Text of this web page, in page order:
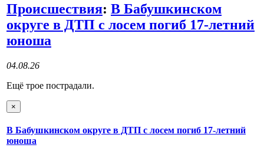
Происшествия: В Бабушкинском
округе в ДТП с лосем погиб 17-летний
юноша
04.08.26
Ещё трое пострадали.
×
В Бабушкинском округе в ДТП с лосем погиб 17-летний
юноша